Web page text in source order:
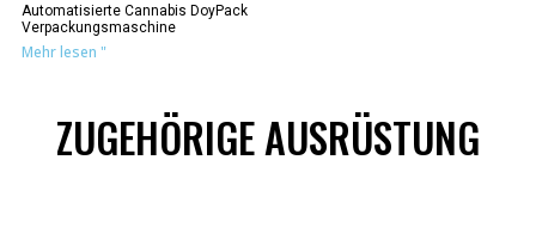
Automatisierte Cannabis DoyPack
Verpackungsmaschine
Mehr lesen "
ZUGEHÖRIGE AUSRÜSTUNG